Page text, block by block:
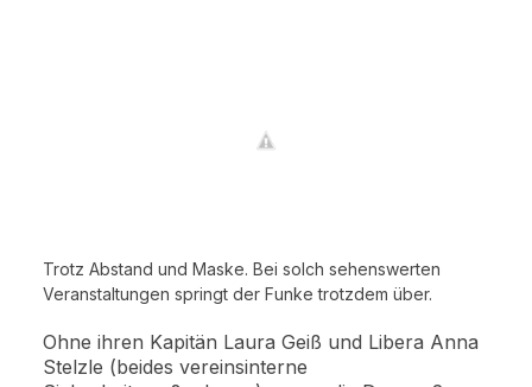
Trotz Abstand und Maske. Bei solch sehenswerten
Veranstaltungen springt der Funke trotzdem über.
Ohne ihren Kapitän Laura Geiß und Libera Anna
Stelzle (beides vereinsinterne